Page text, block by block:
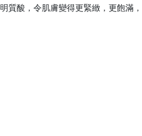
酸，令肌膚變得更緊緻，更飽滿